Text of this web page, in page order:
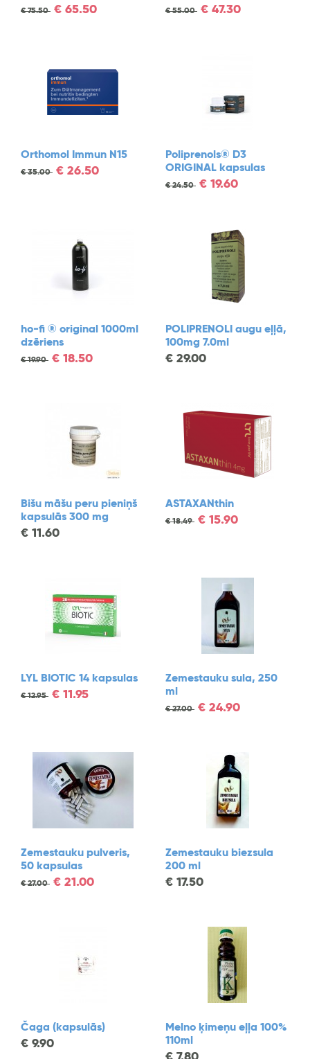
€75.50 € 65.50 €55.00 € 47.30
Orthomol Immun N15
€35.00 € 26.50
Poliprenols® D3
ORIGINAL kapsulas
€24.50 € 19.60
ho-fi ® original 1000ml
dzēriens
€19.90 € 18.50
POLIPRENOLI augu eļļā,
100mg 7.0ml
€ 29.00
Bišu māšu peru pieniņš
kapsulās 300 mg
€ 11.60
ASTAXANthin
€18.49 € 15.90
LYL BIOTIC 14 kapsulas
€12.95 € 11.95
Zemestauku sula, 250
ml
€27.00 € 24.90
Zemestauku pulveris,
50 kapsulas
€27.00 € 21.00
Zemestauku biezsula
200 ml
€ 17.50
Čaga (kapsulās)
€ 9.90
Melno ķimeņu eļļa 100%
110ml